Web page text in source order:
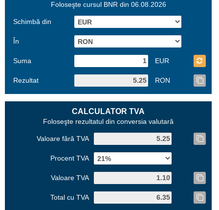
Foloseşte cursul BNR din 06.08.2026
Schimbă din
În
Suma EUR
Rezultat RON
CALCULATOR TVA
Foloseşte rezultatul din conversia valutară
Valoare fără TVA
Procent TVA
Valoare TVA
Total cu TVA